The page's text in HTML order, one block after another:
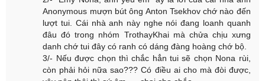
Anonymous mượn bút ông Anton Tsekhov chớ nào đến
lượt tui. Cái nhà anh này nghe nói đang loanh quanh
đâu đó trong nhóm TrothayKhai mà chửa chịu xưng
danh chớ tui đây có ranh có dáng đàng hoàng chớ bộ.
3/- Nếu được chọn thì chắc hẳn tui sẽ chọn Nona rùi,
còn phải hỏi nữa sao??? Có điều ai cho mà đòi được,